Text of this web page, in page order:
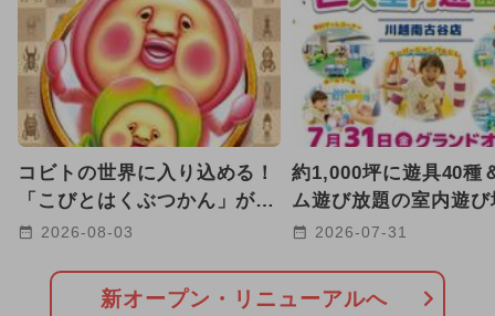
雨の日OK 2024年7月のイベント
2026年7月のイベント
2025年12月のイベント
2026年2月のイベント
2026年8月のイベント
2025年10月のイベント
コビトの世界に入り込める！
「こびとはくぶつかん」が埼
玉に8/12グランドオープン決
2026-08-03
約1,000坪に遊具40種
ム遊び放題の室内遊び
越に 関東初の「
2026-07-31
新オープン・リニューアルへ